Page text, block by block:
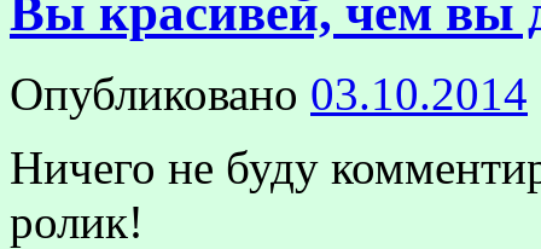
Вы красивей, чем вы
Опубликовано 03.10.2014
Ничего не буду
ролик!